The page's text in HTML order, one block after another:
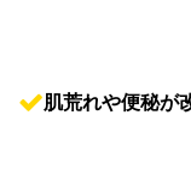
肌荒れや便秘が